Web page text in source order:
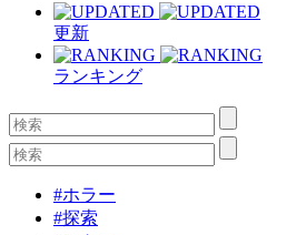
更新
ランキング
#ホラー
#探索